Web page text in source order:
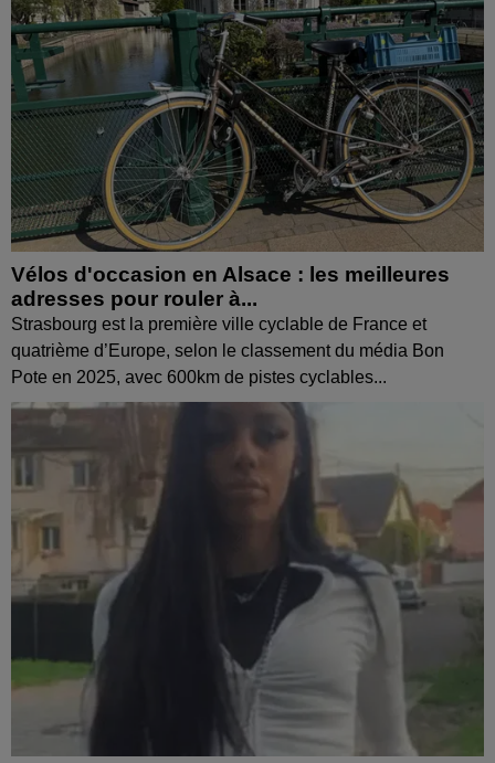
Vélos d'occasion en Alsace : les meilleures
adresses pour rouler à...
Strasbourg est la première ville cyclable de France et
quatrième d’Europe, selon le classement du média Bon
Pote en 2025, avec 600km de pistes cyclables...